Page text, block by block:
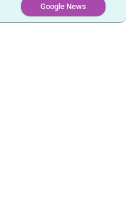
Google News